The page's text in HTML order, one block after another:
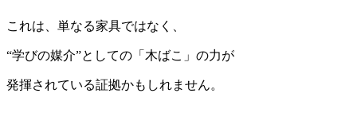
これは、単なる家具ではなく、
“学びの媒介”としての「木ばこ」の力が
発揮されている証拠かもしれません。